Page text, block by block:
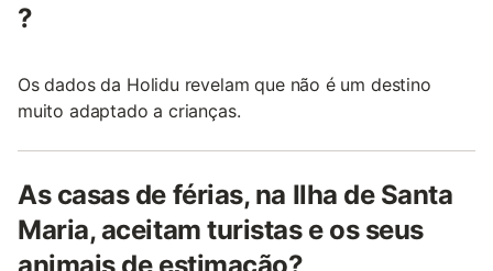
?
Os dados da Holidu revelam que não é um destino
muito adaptado a crianças.
As casas de férias, na Ilha de Santa
Maria, aceitam turistas e os seus
animais de estimação?